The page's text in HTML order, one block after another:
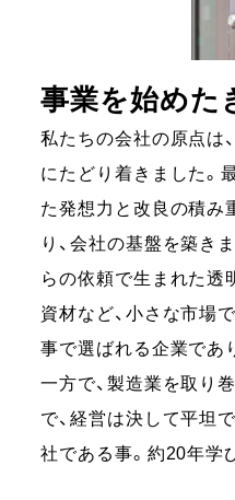
事業を始めた
私たちの会社の原点は
にたどり着きました。
た発想力と改良の積み
り、会社の基盤を築き
らの依頼で生まれた透
資材など、小さな市場
事で選ばれる企業であ
一方で、製造業を取り
で、経営は決して平坦
社である事。約20年学